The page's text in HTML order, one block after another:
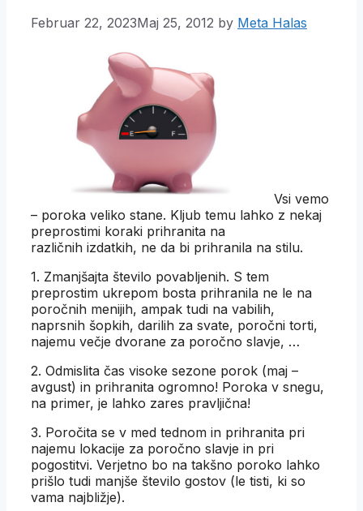
Februar 22, 2023Maj 25, 2012 by Meta Halas
Vsi vemo
– poroka veliko stane. Kljub temu lahko z nekaj
preprostimi koraki prihranita na
različnih izdatkih, ne da bi prihranila na stilu.
1. Zmanjšajta število povabljenih. S tem
preprostim ukrepom bosta prihranila ne le na
poročnih menijih, ampak tudi na vabilih,
naprsnih šopkih, darilih za svate, poročni torti,
najemu večje dvorane za poročno slavje, …
2. Odmislita čas visoke sezone porok (maj –
avgust) in prihranita ogromno! Poroka v snegu,
na primer, je lahko zares pravljična!
3. Poročita se v med tednom in prihranita pri
najemu lokacije za poročno slavje in pri
pogostitvi. Verjetno bo na takšno poroko lahko
prišlo tudi manjše število gostov (le tisti, ki so
vama najbližje).